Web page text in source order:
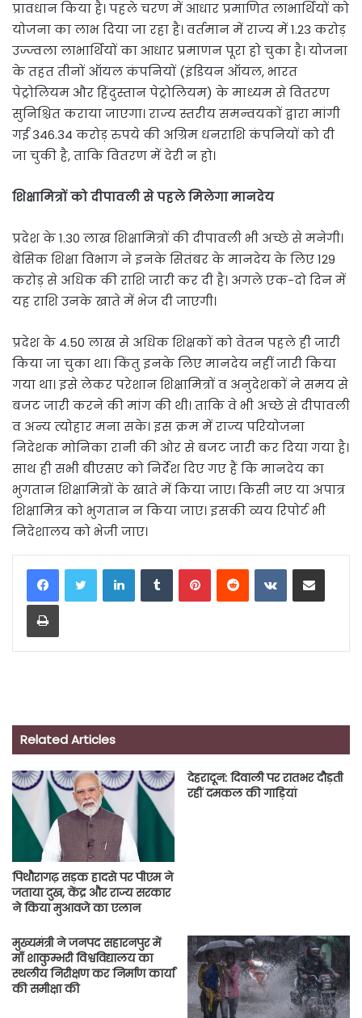
प्रावधान किया है। पहले चरण में आधार प्रमाणित लाभार्थियों को
योजना का लाभ दिया जा रहा है। वर्तमान में राज्य में 1.23 करोड़
उज्ज्वला लाभार्थियों का आधार प्रमाणन पूरा हो चुका है। योजना
के तहत तीनों ऑयल कंपनियों (इंडियन ऑयल, भारत
पेट्रोलियम और हिंदुस्तान पेट्रोलियम) के माध्यम से वितरण
सुनिश्चित कराया जाएगा। राज्य स्तरीय समन्वयकों द्वारा मांगी
गई 346.34 करोड़ रुपये की अग्रिम धनराशि कंपनियों को दी
जा चुकी है, ताकि वितरण में देरी न हो।
शिक्षामित्रों को दीपावली से पहले मिलेगा मानदेय
प्रदेश के 1.30 लाख शिक्षामित्रों की दीपावली भी अच्छे से मनेगी।
बेसिक शिक्षा विभाग ने इनके सितंबर के मानदेय के लिए 129
करोड़ से अधिक की राशि जारी कर दी है। अगले एक-दो दिन में
यह राशि उनके खाते में भेज दी जाएगी।
प्रदेश के 4.50 लाख से अधिक शिक्षकों को वेतन पहले ही जारी
किया जा चुका था। किंतु इनके लिए मानदेय नहीं जारी किया
गया था। इसे लेकर परेशान शिक्षामित्रों व अनुदेशकों ने समय से
बजट जारी करने की मांग की थी। ताकि वे भी अच्छे से दीपावली
व अन्य त्योहार मना सके। इस क्रम में राज्य परियोजना
निदेशक मोनिका रानी की ओर से बजट जारी कर दिया गया है।
साथ ही सभी बीएसए को निर्देश दिए गए हैं कि मानदेय का
भुगतान शिक्षामित्रों के खाते में किया जाए। किसी नए या अपात्र
शिक्षामित्र को भुगतान न किया जाए। इसकी व्यय रिपोर्ट भी
निदेशालय को भेजी जाए।
LinkedInTumblrPinterestReddit VKontakteShare via Email
Print
Related Articles
पिथौरागढ़ सड़क हादसे पर पीएम ने
जताया दुख, केंद्र और राज्य सरकार
ने किया मुआवजे का एलान
देहरादून: दिवाली पर रातभर दौड़ती
रहीं दमकल की गाड़ियां
मुख्यमंत्री ने जनपद सहारनपुर में
माँ शाकुम्भरी विश्वविद्यालय का
स्थलीय निरीक्षण कर निर्माण कार्यां
की समीक्षा की